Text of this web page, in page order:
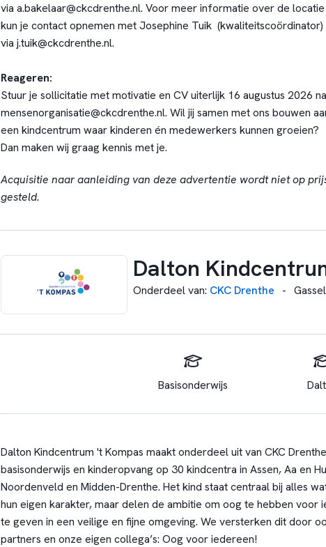
via a.bakelaar@ckcdrenthe.nl. Voor meer informatie over de locatie
kun je contact opnemen met Josephine Tuik (kwaliteitscoördinator)
via j.tuik@ckcdrenthe.nl.
Reageren:
Stuur je sollicitatie met motivatie en CV uiterlijk 16 augustus 2026
mensenorganisatie@ckcdrenthe.nl. Wil jij samen met ons bouwen
een kindcentrum waar kinderen én medewerkers kunnen groeien?
Dan maken wij graag kennis met je.
Acquisitie naar aanleiding van deze advertentie wordt niet op
gesteld.
Dalton
Onderdeel van: CKC Drenthe -
Basisonderwijs
Dalton Kindcentrum 't Kompas maakt onderdeel uit van CKC
basisonderwijs en kinderopvang op 30 kindcentra in Assen, Aa en
Noordenveld en Midden-Drenthe. Het kind staat centraal bij alles
hun eigen karakter, maar delen de ambitie om oog te hebben voor
te geven in een veilige en fijne omgeving. We versterken dit door
partners en onze eigen collega’s: Oog voor iedereen!